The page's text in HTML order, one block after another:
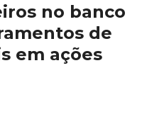
no banco
de
em ações